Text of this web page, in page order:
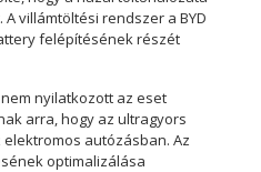
villámtöltési rendszer a BYD
felépítésének részét
nyilatkozott az eset
arra, hogy az ultragyors
autózásban. Az
optimalizálása